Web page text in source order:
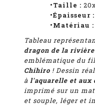
•Taille :
•Épaisseur :
•Matériau :
Tableau
dragon de la
emblématique du
Chihiro ! Dessin
à l'aquarelle et aux
imprimé sur un
et souple, léger et